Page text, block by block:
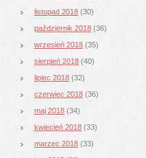
listopad 2018 (30)
październik 2018 (36)
wrzesień 2018 (35)
sierpień 2018 (40)
lipiec 2018 (32)
czerwiec 2018 (36)
maj 2018 (34)
kwiecień 2018 (33)
marzec 2018 (33)